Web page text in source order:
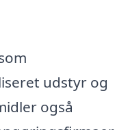
udstyr og
også